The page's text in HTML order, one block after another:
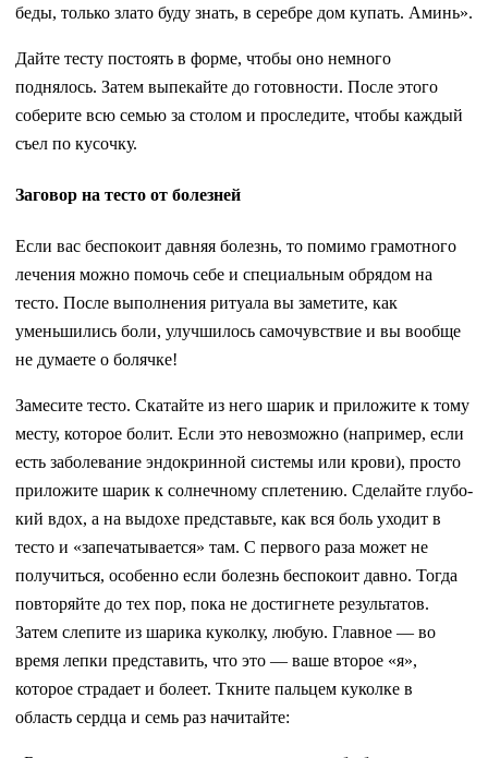
беды, только злато буду знать, в серебре дом купать. Аминь».
Дайте тесту постоять в форме, чтобы оно немного
поднялось. За­тем выпекайте до готовности. После этого
соберите всю семью за столом и проследите, чтобы каждый
съел по кусочку.
Заговор на тесто от болезней
Если вас беспокоит давняя бо­лезнь, то помимо грамотного
ле­чения можно помочь себе и специ­альным обрядом на
тесто. После выполнения ритуала вы заметите, как
уменьшились боли, улучшилось самочувствие и вы вообще
не думае­те о болячке!
Замесите тесто. Скатайте из него шарик и приложите к тому
месту, которое болит. Если это невозможно (например, если
есть заболевание эндокринной системы или крови), просто
приложите шарик к солнеч­ному сплетению. Сделайте глубо­
кий вдох, а на выдохе представьте, как вся боль уходит в
тесто и «за­печатывается» там. С первого раза может не
получиться, особенно если болезнь беспокоит давно. Тогда
повторяйте до тех пор, пока не до­стигнете результатов.
Затем слепи­те из шарика куколку, любую. Глав­ное — во
время лепки представить, что это — ваше второе «я»,
которое страдает и болеет. Ткните пальцем куколке в
область сердца и семь раз начитайте: